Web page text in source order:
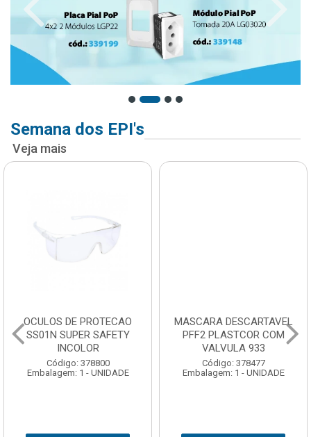
Semana dos EPI's
Veja mais
OCULOS DE PROTECAO
SS01N SUPER SAFETY
INCOLOR
Código: 378800
Embalagem: 1 - UNIDADE
MASCARA DESCARTAVEL
PFF2 PLASTCOR COM
VALVULA 933
Código: 378477
Embalagem: 1 - UNIDADE